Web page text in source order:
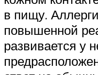
в пищу.
повышенной
развивается у